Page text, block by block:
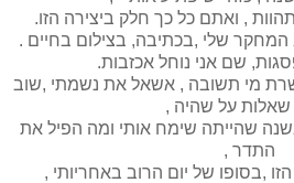
, ואתם כל כך חלק ביצירה הזו.
שלי ,בכתיבה, בצילום בחיים .
שם אני נוחל אכזבות.
מי תשובה , אשאל את נשמתי ,שוב
שאלות על שהיה ,
שהייתה שימח אותי ומה הפיל את
התדר ,
,בסופו של יום הרוב באחריותי ,